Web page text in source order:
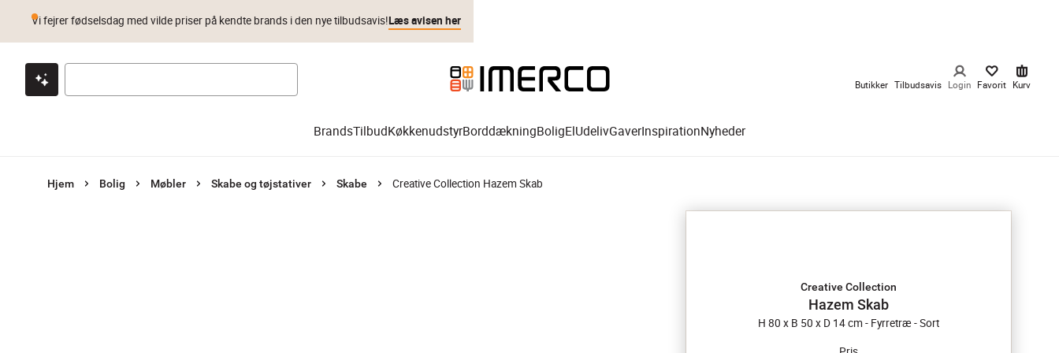
Klik & hent Byt i 1 år Prismatch
Vi fejrer fødselsdag med vilde priser på kendte brands i den nye tilbudsavis!Læs avisen her
Butikker Tilbudsavis Login Favorit Kurv
BrandsTilbudKøkkenudstyrBorddækningBoligElUdelivGaverInspirationNyheder
Hjem Bolig Møbler Skabe og tøjstativer Skabe Creative Collection Hazem Skab
Creative Collection
Hazem Skab
H 80 x B 50 x D 14 cm - Fyrretræ - Sort